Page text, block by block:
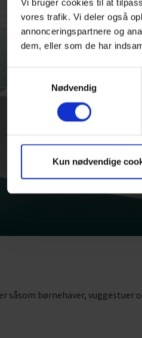
Vi bruger cookies til at
vores trafik. Vi deler også
annonceringspartnere og
dem, eller som de har
Nødvendig
Kun nødvendige
såsom børnehaver, vuggestuer